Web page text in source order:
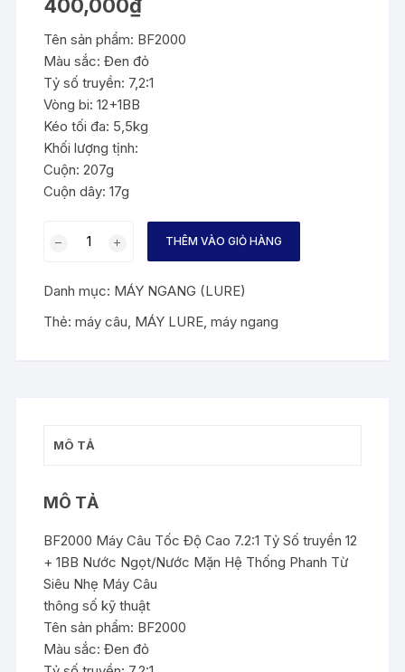
400,000₫
Tên sản phẩm: BF2000
Màu sắc: Đen đỏ
Tỷ số truyền: 7,2:1
Vòng bi: 12+1BB
Kéo tối đa: 5,5kg
Khối lượng tịnh:
Cuộn: 207g
Cuộn dây: 17g
LINNHUE
BAICASTING
REEL
số
THÊM VÀO GIỎ HÀNG
Danh mục: MÁY NGANG (LURE)
Thẻ:máy câu, MÁY LURE,máy ngang
MÔ TẢ
MÔ TẢ
BF2000 Máy Câu Tốc Độ Cao 7.2:1 Tỷ Số truyền 12
+ 1BB Nước Ngọt/Nước Mặn Hệ Thống Phanh Từ
Siêu Nhẹ Máy Câu
thông số kỹ thuật
Tên sản phẩm: BF2000
Màu sắc: Đen đỏ